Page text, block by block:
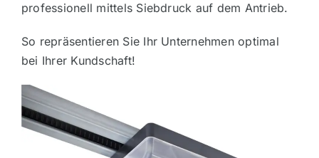
professionell mittels Siebdruck auf dem Antrieb.
So repräsentieren Sie Ihr Unternehmen optimal
bei Ihrer Kundschaft!